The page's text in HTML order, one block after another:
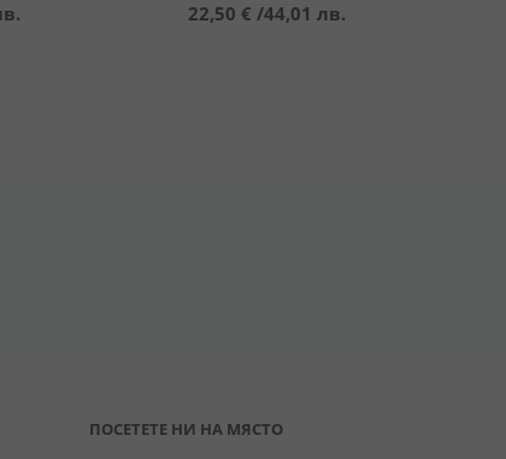
22,50 € /44,01 лв.
ПОСЕТЕТЕ НИ НА МЯСТО